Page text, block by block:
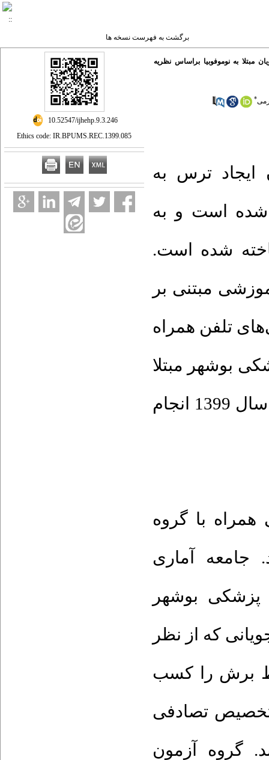
برگشت به فهرست نسخه ها
مبتلا به نوموفوبیا براساس نظریه
*
ایجاد ترس به
شده است و به
شده است.
مبتنی بر
تلفن همراه
بوشهر مبتلا
به نوموفوبیا براساس نظریه خودکارآمدی در سال 1399 انجام
با گروه
جامعه آماری
پزشکی بوشهر
98 نفر از دانشجویانی که از نظر
خط برش را کسب
تخصیص تصادفی
گروه آزمون
‎ 10.52547/ijhehp.9.3.246
Ethics code: IR.BPUMS.REC.1399.085